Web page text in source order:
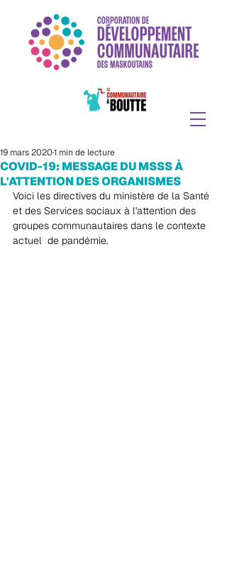
COVID-19: MESSAGE DU MSSS À
L'ATTENTION DES ORGANISMES
19 mars 20201 min de lecture
Voici les directives du ministère de la Santé
et des Services sociaux à l'attention des
groupes communautaires dans le contexte
actuel  de pandémie.